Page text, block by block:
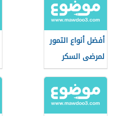
أفضل أنواع التمور
لمرضى السكر